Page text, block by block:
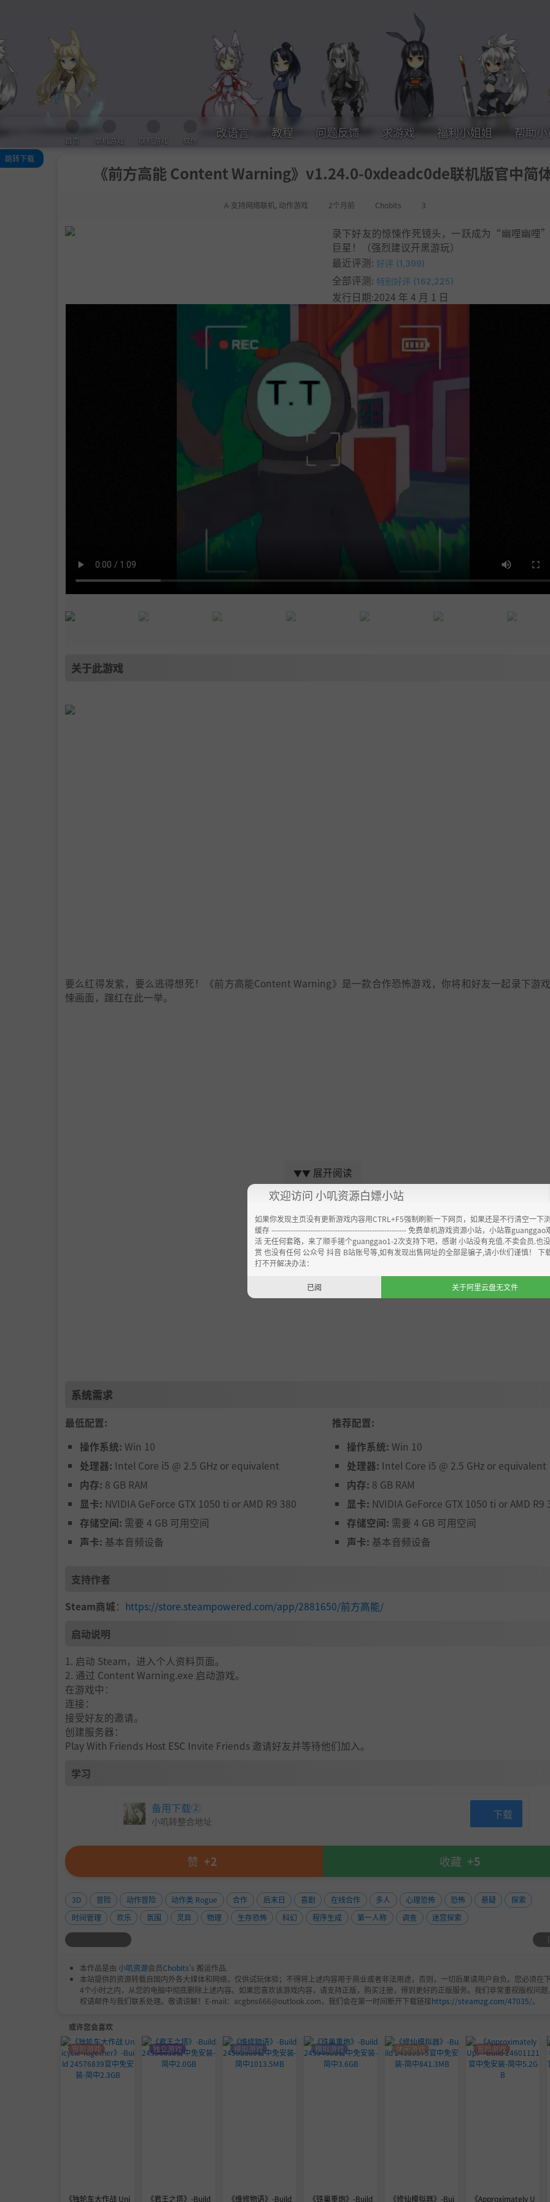
首页 单机游戏 联机游戏 软件
改语言 教程 问题反馈 求游戏 福利小姐姐 帮助
《前方高能 Content Warning》v1.24.0-0xdeadc0de联机版官中简
A-支持网络联机, 动作游戏 2个月前 Chobits 3
跳转下载
录下好友的惊悚作死镜头，一跃成为“幽哩幽哩
巨星！（强烈建议开黑游玩）
最近评测: 好评 (1,399)
全部评测: 特别好评 (162,225)
发行日期:2024 年 4 月 1 日
关于此游戏
要么红得发紫，要么逃得想死！《前方高能Content Warning》是一款合作恐怖游戏，你将和好友一起录下游
悚画面，蹿红在此一举。
组队开黑，通过 ASCII码 自由“捏脸”，购买装备并通过潜水钟下到旧世界！
在氧气耗尽或好友丧命前，尽可能将遭遇的一切惊悚内容通通录下……
如果你侥幸存活，则需要返回潜水钟，与剩余成员一同回到水面。
将你们录到的惊险混乱的画面上传到“幽哩幽哩”，欣赏一场视听盛宴，坐等播放量节节攀升！
▼▼ 展开阅读
系统需求
最低配置:
操作系统: Win 10
处理器: Intel Core i5 @ 2.5 GHz or equivalent
内存: 8 GB RAM
显卡: NVIDIA GeForce GTX 1050 ti or AMD R9 380
存储空间: 需要 4 GB 可用空间
声卡: 基本音频设备
推荐配置:
操作系统: Win 10
处理器: Intel Core i5 @ 2.5 GHz or equivalent
内存: 8 GB RAM
显卡: NVIDIA GeForce GTX 1050 ti or AMD R9
存储空间: 需要 4 GB 可用空间
声卡: 基本音频设备
支持作者
Steam商城： https://store.steampowered.com/app/2881650/前方高能/
启动说明
1. 启动 Steam，进入个人资料页面。
2. 通过 Content Warning.exe 启动游戏。
在游戏中：
连接：
接受好友的邀请。
创建服务器：
Play With Friends Host ESC Invite Friends 邀请好友并等待他们加入。
学习
备用下载②
小叽转整合地址 下载
赞 +2 收藏 +5
3D 冒险 动作冒险 动作类 Rogue 合作 后末日 喜剧 在线合作 多人 心理恐怖 恐怖 悬疑
探索
时间管理
欢乐 氛围 灵异 物理 生存恐怖 科幻 程序生成 第一人称 调查 迷宫探索
本作品是由 小叽资源会员Chobits's 搬运作品.
本站提供的资源转载自国内外各大媒体和网络，仅供试玩体验；不得将上述内容用于商业或者非法用途，否则，一切后果请用户自负。您必须在
4个小时之内，从您的电脑中彻底删除上述内容。如果您喜欢该游戏内容，请支持正版，购买注册，得到更好的正版服务。我们非常重视版权问
权请邮件与我们联系处理。敬请谅解！E-mail：acgbns666@outlook.com，我们会在第一时间断开下载链接https://steamzg.com/47035/。
或许您会喜欢
《独轮车大作战 Uni
冒险游戏
《君王之塔》-Build
独立游戏
《维修物语》-Build
模拟游戏
《铁巢重炮》-Build
模拟游戏
《修仙模拟器》-Bui
休闲游戏
《Approximately U
冒险游戏
欢迎访问 小叽资源白嫖小站
如果你发现主页没有更新游戏内容用CTRL+F5强制刷新一下网页，如果还是不行清空一下
缓存 ------------------------------------------------------- 免费单机游戏资源小站，小站靠guanggao
活 无任何套路，来了顺手搓个guanggao1-2次支持下吧，感谢 小站没有充值.不卖会员.也
赏 也没有任何 公众号 抖音 B站账号等,如有发现出售网址的全部是骗子,请小伙们谨慎！ 下
打不开解决办法：
已阅 关于阿里云盘无文件